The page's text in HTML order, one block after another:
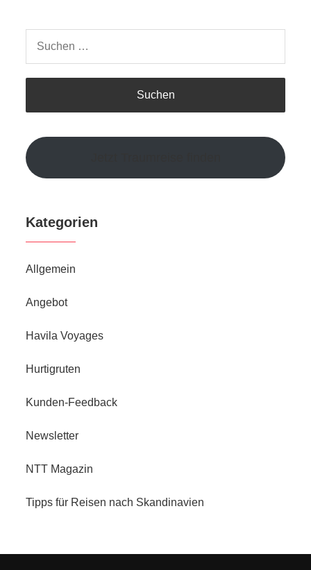
Kategorien
Allgemein
Angebot
Havila Voyages
Hurtigruten
Kunden-Feedback
Newsletter
NTT Magazin
Tipps für Reisen nach Skandinavien